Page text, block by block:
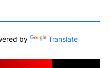
by Translate
. . . . . . .